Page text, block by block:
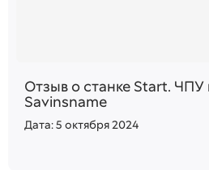
Отзыв о станке Start. ЧПУ
Savinsname
Дата: 5 октября 2024